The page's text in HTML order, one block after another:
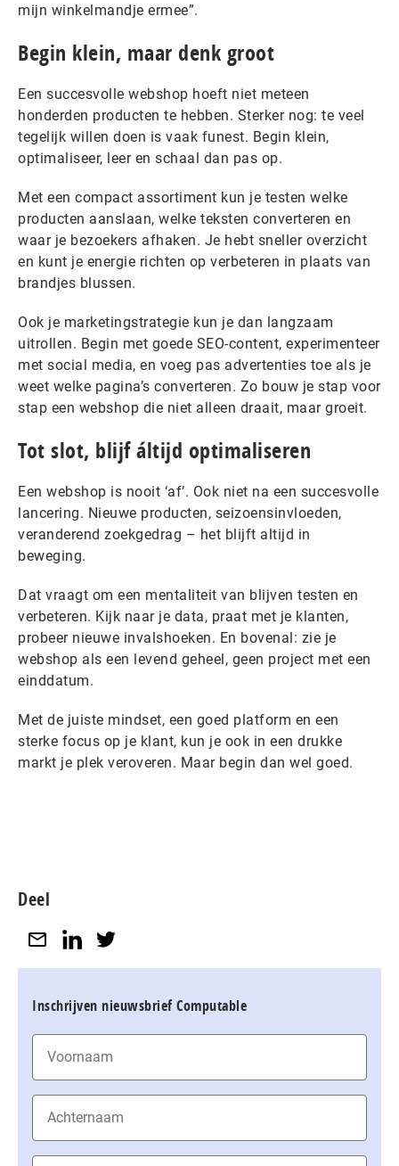
mijn winkelmandje ermee”.
Begin klein, maar denk groot
Een succesvolle webshop hoeft niet meteen
honderden producten te hebben. Sterker nog: te veel
tegelijk willen doen is vaak funest. Begin klein,
optimaliseer, leer en schaal dan pas op.
Met een compact assortiment kun je testen welke
producten aanslaan, welke teksten converteren en
waar je bezoekers afhaken. Je hebt sneller overzicht
en kunt je energie richten op verbeteren in plaats van
brandjes blussen.
Ook je marketingstrategie kun je dan langzaam
uitrollen. Begin met goede SEO-content, experimenteer
met social media, en voeg pas advertenties toe als je
weet welke pagina’s converteren. Zo bouw je stap voor
stap een webshop die niet alleen draait, maar groeit.
Tot slot, blijf áltijd optimaliseren
Een webshop is nooit ‘af’. Ook niet na een succesvolle
lancering. Nieuwe producten, seizoensinvloeden,
veranderend zoekgedrag – het blijft altijd in
beweging.
Dat vraagt om een mentaliteit van blijven testen en
verbeteren. Kijk naar je data, praat met je klanten,
probeer nieuwe invalshoeken. En bovenal: zie je
webshop als een levend geheel, geen project met een
einddatum.
Met de juiste mindset, een goed platform en een
sterke focus op je klant, kun je ook in een drukke
markt je plek veroveren. Maar begin dan wel goed.
Deel
Inschrijven nieuwsbrief Computable